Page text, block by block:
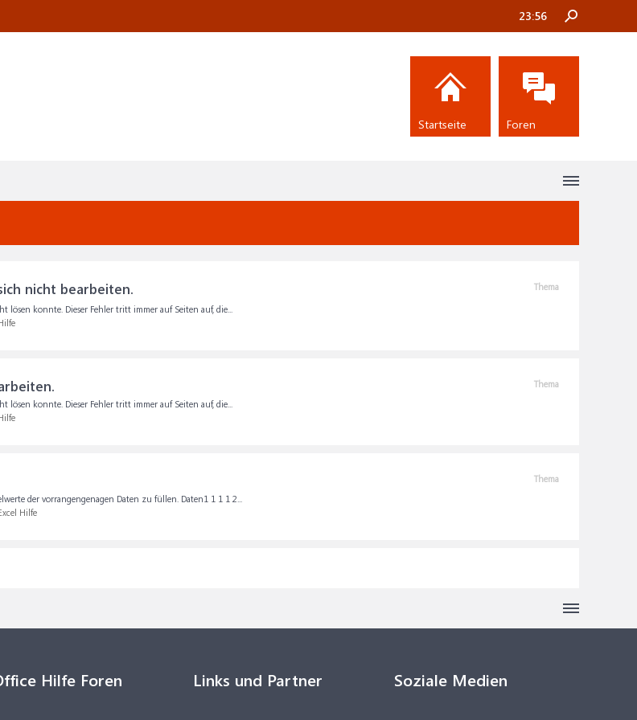
Thema
nicht bearbeiten.
konnte. Dieser Fehler tritt immer auf Seiten auf, die...
Thema
konnte. Dieser Fehler tritt immer auf Seiten auf, die...
Thema
der vorrangengenagen Daten zu füllen. Daten1 1 1 1 2...
Hilfe
23:56
Startseite Foren
Hilfe Foren Links und Partner Soziale Medien